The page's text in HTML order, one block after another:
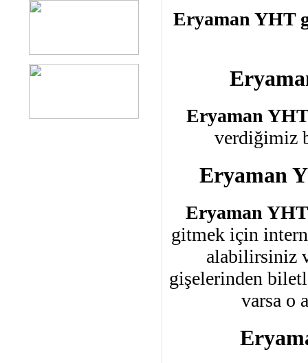
Eryaman YHT
Eryaman
verdiğimiz
Eryaman
Eryaman YHT
gitmek için
alabilirsiniz
gişelerinden
varsa o